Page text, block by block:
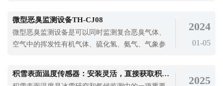
二次污染物，而这些大气污染物严重危害生态环
境，影响居民身体健康，所以对大气污染的监测是
治理大气污染的前提。对于青藏高原、海洋等一
微型恶臭监测设备TH-CJ08
微型恶臭监测设备是可以同时监测复合恶臭气体、
空气中的挥发性有机气体、硫化氢、氨气、气象参
区域进行实时监测。微型恶臭监测设备的出现为我
2024
01-05
积雪表面温度传感器：安装灵活，直接获取积雪表层温度
2025